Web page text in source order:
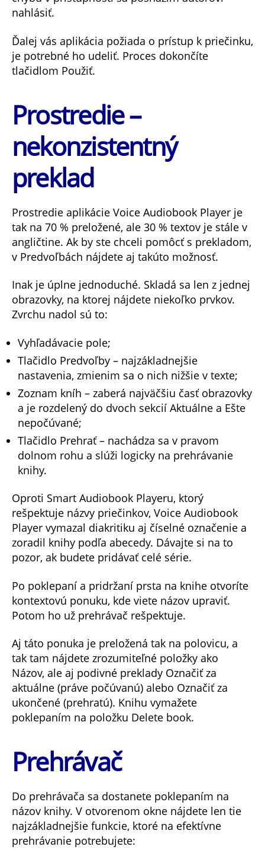
nahlásiť.
Ďalej vás aplikácia požiada o prístup k priečinku,
je potrebné ho udeliť. Proces dokončíte
tlačidlom Použiť.
Prostredie –
nekonzistentný
preklad
Prostredie aplikácie Voice Audiobook Player je
tak na 70 % preložené, ale 30 % textov je stále v
angličtine. Ak by ste chceli pomôcť s prekladom,
v Predvoľbách nájdete aj takúto možnosť.
Inak je úplne jednoduché. Skladá sa len z jednej
obrazovky, na ktorej nájdete niekoľko prvkov.
Zvrchu nadol sú to:
Vyhľadávacie pole;
Tlačidlo Predvoľby – najzákladnejšie
nastavenia, zmienim sa o nich nižšie v texte;
Zoznam kníh – zaberá najväčšiu časť obrazovky
a je rozdelený do dvoch sekcií Aktuálne a Ešte
nepočúvané;
Tlačidlo Prehrať – nachádza sa v pravom
dolnom rohu a slúži logicky na prehrávanie
knihy.
Oproti Smart Audiobook Playeru, ktorý
rešpektuje názvy priečinkov, Voice Audiobook
Player vymazal diakritiku aj číselné označenie a
zoradil knihy podľa abecedy. Dávajte si na to
pozor, ak budete pridávať celé série.
Po poklepaní a pridržaní prsta na knihe otvoríte
kontextovú ponuku, kde viete názov upraviť.
Potom ho už prehrávač rešpektuje.
Aj táto ponuka je preložená tak na polovicu, a
tak tam nájdete zrozumiteľné položky ako
Názov, ale aj podivné preklady Označiť za
aktuálne (práve počúvanú) alebo Označiť za
ukončené (prehratú). Knihu vymažete
poklepaním na položku Delete book.
Prehrávač
Do prehrávača sa dostanete poklepaním na
názov knihy. V otvorenom okne nájdete len tie
najzákladnejšie funkcie, ktoré na efektívne
prehrávanie potrebujete: